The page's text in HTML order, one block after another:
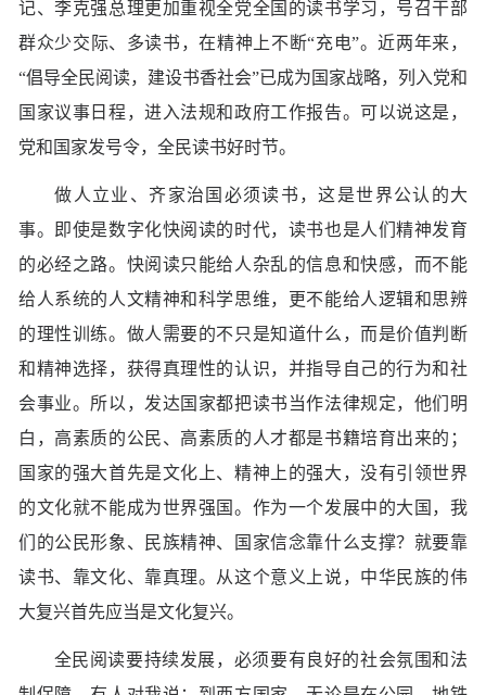
记、李克强总理更加重视全党全国的读书学习，号召干部
群众少交际、多读书，在精神上不断“充电”。近两年来，
“倡导全民阅读，建设书香社会”已成为国家战略，列入党和
国家议事日程，进入法规和政府工作报告。可以说这是，
党和国家发号令，全民读书好时节。
做人立业、齐家治国必须读书，这是世界公认的大
事。即使是数字化快阅读的时代，读书也是人们精神发育
的必经之路。快阅读只能给人杂乱的信息和快感，而不能
给人系统的人文精神和科学思维，更不能给人逻辑和思辨
的理性训练。做人需要的不只是知道什么，而是价值判断
和精神选择，获得真理性的认识，并指导自己的行为和社
会事业。所以，发达国家都把读书当作法律规定，他们明
白，高素质的公民、高素质的人才都是书籍培育出来的；
国家的强大首先是文化上、精神上的强大，没有引领世界
的文化就不能成为世界强国。作为一个发展中的大国，我
们的公民形象、民族精神、国家信念靠什么支撑？就要靠
读书、靠文化、靠真理。从这个意义上说，中华民族的伟
大复兴首先应当是文化复兴。
全民阅读要持续发展，必须要有良好的社会氛围和法